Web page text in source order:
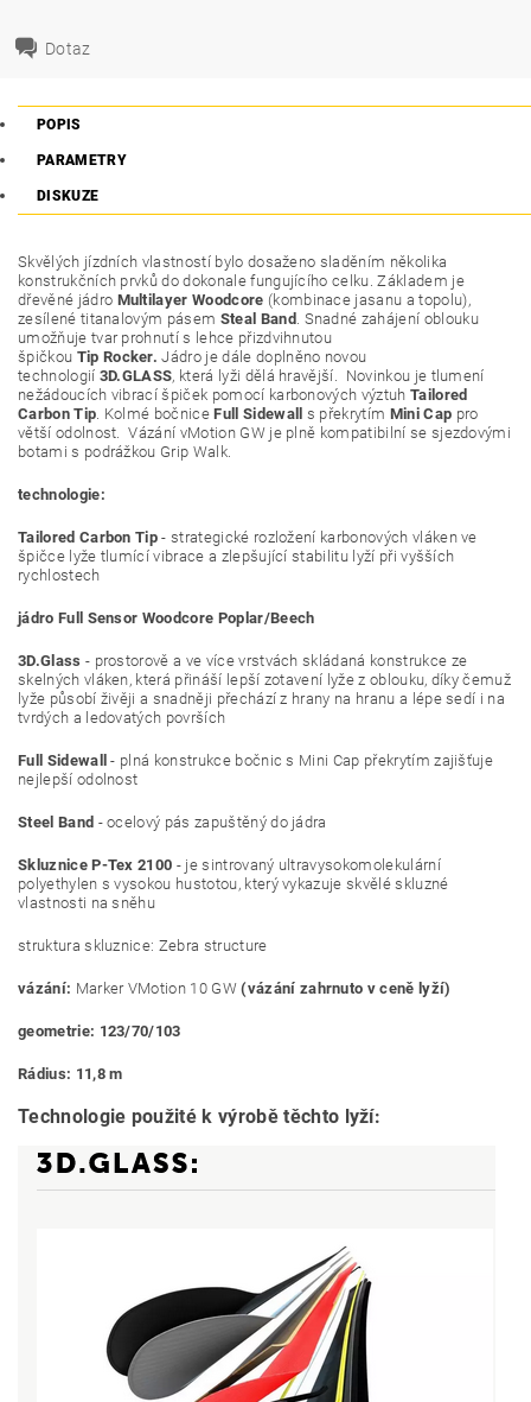
Dotaz
POPIS
PARAMETRY
DISKUZE
Skvělých jízdních vlastností bylo dosaženo sladěním několika
konstrukčních prvků do dokonale fungujícího celku. Základem je
dřevěné jádro Multilayer Woodcore (kombinace jasanu a topolu),
zesílené titanalovým pásem Steal Band . Snadné zahájení oblouku
umožňuje tvar prohnutí s lehce přizdvihnutou
špičkou Tip Rocker.Jádro je dále doplněno novou
technologií 3D.GLASS, která lyži dělá hravější. Novinkou je tlumení
nežádoucích vibrací špiček pomocí karbonových výztuh Tailored
Carbon Tip. Kolmé bočnice Full Sidewall s překrytím Mini Cap pro
větší odolnost. Vázání vMotion GW je plně kompatibilní se sjezdovými
botami s podrážkou Grip Walk.
technologie:
Tailored Carbon Tip - strategické rozložení karbonových vláken ve
špičce lyže tlumící vibrace a zlepšující stabilitu lyží při vyšších
rychlostech
jádro Full Sensor Woodcore Poplar/Beech
3D.Glass - prostorově a ve více vrstvách skládaná konstrukce ze
skelných vláken, která přináší lepší zotavení lyže z oblouku, díky čemuž
lyže působí živěji a snadněji přechází z hrany na hranu a lépe sedí i na
tvrdých a ledovatých površích
Full Sidewall
- plná konstrukce bočnic s Mini Cap překrytím zajišťuje
nejlepší odolnost
Steel Band - ocelový pás zapuštěný do jádra
Skluznice P-Tex 2100 - je sintrovaný ultravysokomolekulární
polyethylen s vysokou hustotou, který vykazuje skvělé skluzné
vlastnosti na sněhu
struktura skluznice: Zebra structure
vázání: Marker VMotion 10 GW(vázání zahrnuto v ceně lyží)
geometrie: 123/70/103
Rádius: 11,8 m
Technologie použité k výrobě těchto lyží: